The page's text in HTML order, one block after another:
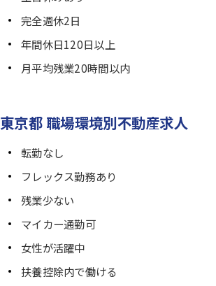
完全週休2日
年間休日120日以上
月平均残業20時間以内
東京都 職場環境別不動産求人
転勤なし
フレックス勤務あり
残業少ない
マイカー通勤可
女性が活躍中
扶養控除内で働ける